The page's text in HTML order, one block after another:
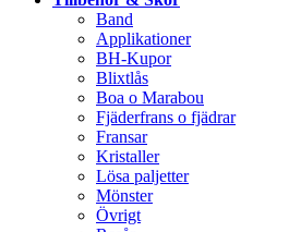
Band
Applikationer
BH-Kupor
Blixtlås
Boa o Marabou
Fjäderfrans o fjädrar
Fransar
Kristaller
Lösa paljetter
Mönster
Övrigt